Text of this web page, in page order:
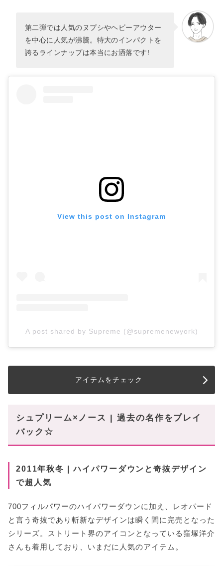
第二弾では人気のヌプシやヘビーアウター
を中心に人気が沸騰。特大のインパクトを
誇るラインナップは本当にお洒落です!
View this post on Instagram
A post shared by Supreme (@supremenewyork)
アイテムをチェック
シュプリーム×ノース | 過去の名作をプレイ
バック☆
2011年秋冬 | ハイパワーダウンと奇抜デザイン
で超人気
700フィルパワーのハイパワーダウンに加え、レオパード
と言う奇抜であり斬新なデザインは瞬く間に完売となった
シリーズ。ストリート界のアイコンとなっている窪塚洋介
さんも着用しており、いまだに人気のアイテム。